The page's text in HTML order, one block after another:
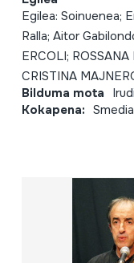
Egilea: Soinuenea;
Ralla; Aitor
ERCOLI;
CRISTINA
Bilduma mota
Kokapena: